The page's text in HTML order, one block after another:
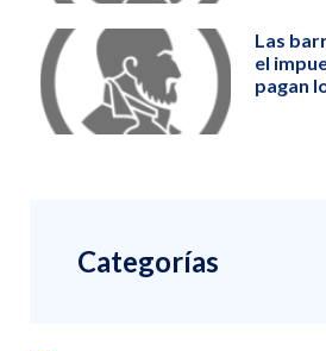
Las
el
pagan
Categorías